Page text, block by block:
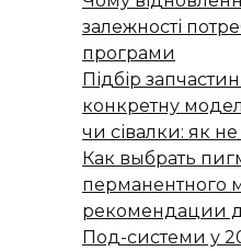
залежності
програми
Підбір
конкретну
чи сівалки: як
Как выбрать
перманентного
рекомендации
Под-системи у